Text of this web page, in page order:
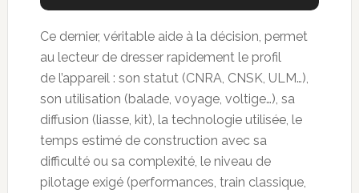
Ce dernier, véritable aide à la décision, permet
au lecteur de dresser rapidement le profil
de l’appareil : son statut (CNRA, CNSK, ULM…),
son utilisation (balade, voyage, voltige…), sa
diffusion (liasse, kit), la technologie utilisée, le
temps estimé de construction avec sa
difficulté ou sa complexité, le niveau de
pilotage exigé (performances, train classique,